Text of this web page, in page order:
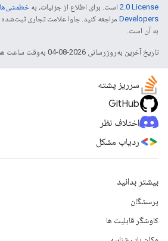
2.0 License است. برای اطلاع از جزئیات، به
Developers‏
به آن است.
تاریخ آخرین به‌روزرسانی 2026-08-04 به‌وقت ساعت هماهنگ جهانی.
سرریز پشته
GitHub
اختلاف نظر
ردیاب مشکل
بیشتر بدانید
پرسشگان
کاوشگر قابلیت ها